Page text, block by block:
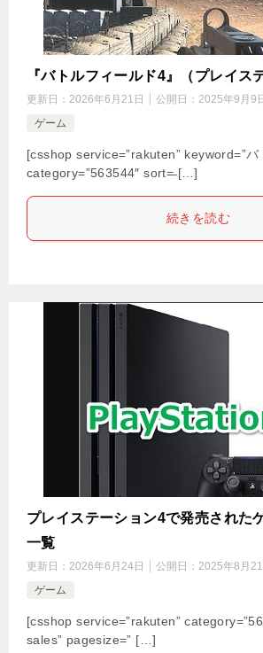
『バトルフィールド4』（プレイス
更新日： 2026年6月21日 公開日： 2025年9月9
ゲーム
[csshop service=”rakuten” keyword=”バ
category=”563544″ sort=̶ […]
続きを読む
プレイステーション4で発売された
一覧
更新日： 2026年6月24日 公開日： 2025年8月21
ゲーム
[csshop service=”rakuten”
sales” pagesize=” […]